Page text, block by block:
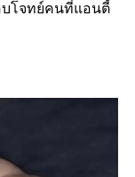
บโจทย์คนที่แอนตี้